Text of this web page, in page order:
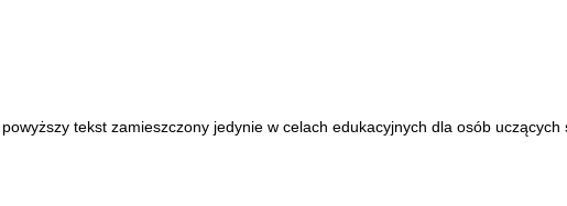
powyższy tekst zamieszczony jedynie w celach edukacyjnych dla osób uczących